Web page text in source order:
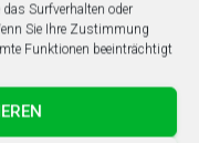
Surfverhalten oder
Sie Ihre Zustimmung
Funktionen beeinträchtigt
Pavagada Projekt
gerüttelt. Insgesamt
Ablauf der
man schon